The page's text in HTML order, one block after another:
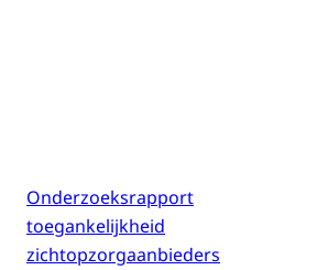
Onderzoeksrapport
toegankelijkheid
zichtopzorgaanbieders